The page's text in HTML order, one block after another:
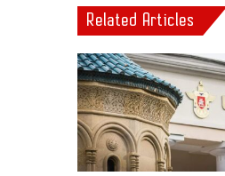
Related Articles